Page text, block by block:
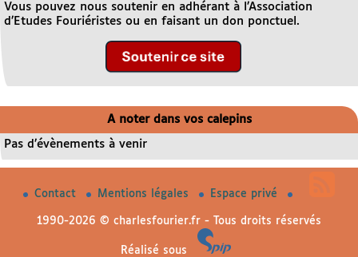
Vous pouvez nous soutenir en adhérant à l’Association
d’Etudes Fouriéristes ou en faisant un don ponctuel.
A noter dans vos calepins
Pas d’évènements à venir
Contact Mentions légales Espace privé
1990-2026 © charlesfourier.fr - Tous droits réservés
Réalisé sous